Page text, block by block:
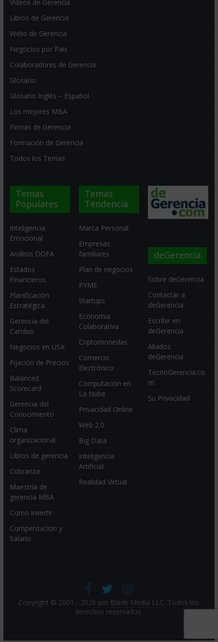
Videos de Gerencia
Libros de Gerencia
Webs de Gerencia
Negocios por País
Colaboradores de Gerencia
Glosario
Glosario Inglés – Español
Los mejores MBA
Firmas de Gerencia
Formación de Gerencia
Todos los Temas
Temas
Populares
Inteligencia
Emocional
Análisis DOFA
Estados
Financieros
Planificación
Estratégica
Gerencia del
Cambio
Negocios en USA
Fijación de Precios
Balanced
Scorecard
Gerencia del
Conocimiento
Clima
organizacional
Libros de gerencia
Cobranza
Maestría de
gerencia MBA
Como invertir
Compensacion y
Salario
Temas
Tendencia
Marca Personal
Empresas
familiares
Plan de negocios
PYME
Startups
Economia
Colaborativa
Criptomonedas
Comercio
Electrónico
Computación en
La Nube
Privacidad Online
Web 2.0
Big Data
Inteligencia
Artificial
Realidad Virtual
deGerencia
Sobre deGerencia
Contactar a
deGerencia
Escribir en
deGerencia
Aliados
deGerencia
TecnoGerencia.co
m
Su Privacidad
Copyright © 2001 - 2026 por Blade Media LLC. Todos los
derechos reservados.